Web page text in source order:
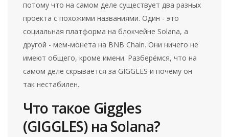
потому что на самом деле существует два разных
проекта с похожими названиями. Один - это
социальная платформа на блокчейне Solana, а
другой - мем-монета на BNB Chain. Они ничего не
имеют общего, кроме имени. Разберёмся, что на
самом деле скрывается за GIGGLES и почему он
так нестабилен.
Что такое Giggles
(GIGGLES) на Solana?